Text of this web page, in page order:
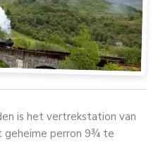
is het vertrekstation van
geheime perron 9¾ te